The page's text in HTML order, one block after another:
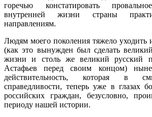
горечью констатировать
внутренней жизни страны
направлениям.
Людям моего поколения тяжело уходить
(как это вынужден был сделать
жизни и столь же великий русский
Астафьев перед своим концом)
действительность, которая в
справедливости, теперь уже в глазах
российских граждан, безусловно,
периоду нашей истории.